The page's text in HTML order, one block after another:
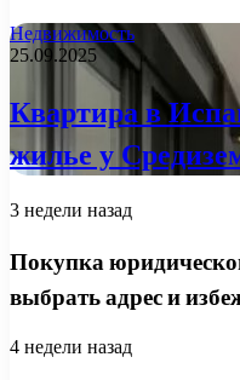
Недвижимость
25.09.2025
Квартира в
жилье у
3 недели назад
Покупка
выбрать адрес и
4 недели назад